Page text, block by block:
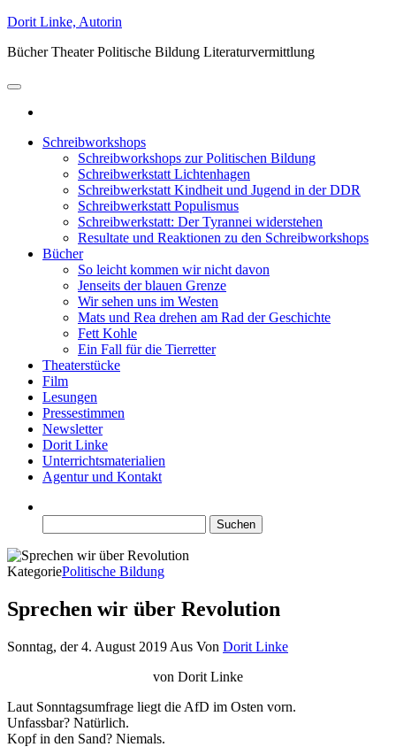
Zum
springen
Dorit Linke, Autorin
Bücher Theater Politische Bildung Literaturvermittlung
Schreibworkshops
Schreibworkshops zur Politischen Bildung
Schreibwerkstatt Lichtenhagen
Schreibwerkstatt Kindheit und Jugend in der DDR
Schreibwerkstatt Populismus
Schreibwerkstatt: Der Tyrannei widerstehen
Resultate und Reaktionen zu den Schreibworkshops
Bücher
So leicht kommen wir nicht davon
Jenseits der blauen Grenze
Wir sehen uns im Westen
Mats und Rea drehen am Rad der Geschichte
Fett Kohle
Ein Fall für die Tierretter
Theaterstücke
Film
Lesungen
Pressestimmen
Newsletter
Dorit Linke
Unterrichtsmaterialien
Agentur und Kontakt
nach:
KategoriePolitische Bildung
Sprechen wir über Revolution
Sonntag, der 4. August 2019 Aus Von Dorit Linke
von Dorit Linke
Laut Sonntagsumfrage liegt die AfD im Osten vorn.
Unfassbar? Natürlich.
Kopf in den Sand? Niemals.